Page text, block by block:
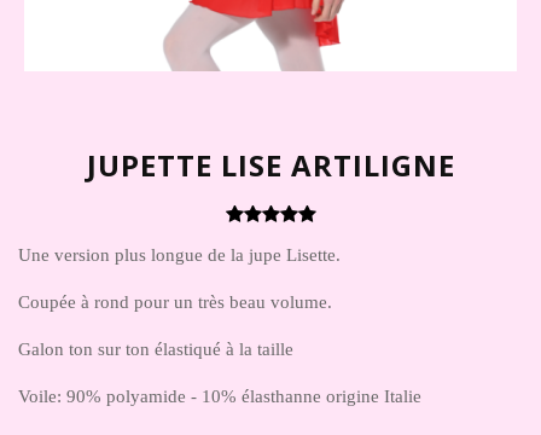
JUPETTE LISE ARTILIGNE
Une version plus longue de la jupe Lisette.
Coupée à rond pour un très beau volume.
Galon ton sur ton élastiqué à la taille
Voile: 90% polyamide - 10% élasthanne origine Italie